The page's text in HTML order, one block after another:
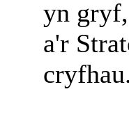
yn
a'r